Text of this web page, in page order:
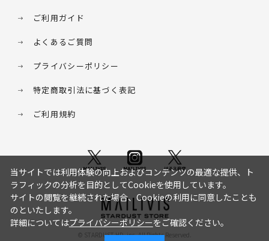
ご利用ガイド
よくあるご質問
プライバシーポリシー
特定商取引法に基づく表記
ご利用規約
© STARDUST HD. inc. All Rights Reserved.
当サイトでは利用体験の向上およびコンテンツの最適な提供、ト
ラフィックの分析を目的としてCookieを使用しています。
サイトの閲覧を継続された場合、Cookieの利用に同意したことも
のといたします。
詳細についてはプライバシーポリシーをご確認ください。